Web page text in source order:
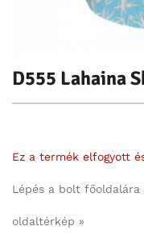
D555 Lahaina
Ez a termék elfogyott
Lépés a bolt főoldalára
oldaltérkép »